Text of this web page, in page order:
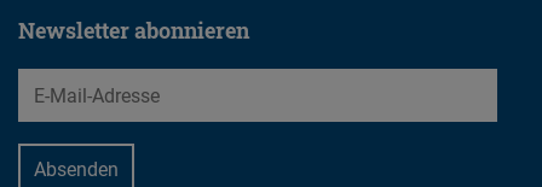
Newsletter abonnieren
EMail